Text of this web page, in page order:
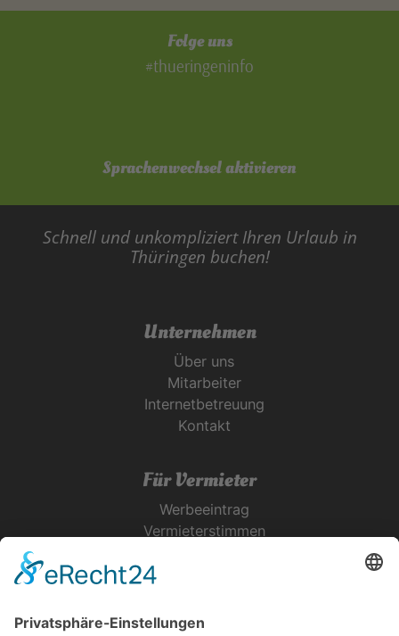
Folge uns
#thueringeninfo
Sprachenwechsel aktivieren
Schnell und unkompliziert Ihren Urlaub in
Thüringen buchen!
Unternehmen
Über uns
Mitarbeiter
Internetbetreuung
Kontakt
Für Vermieter
Werbeeintrag
Vermieterstimmen